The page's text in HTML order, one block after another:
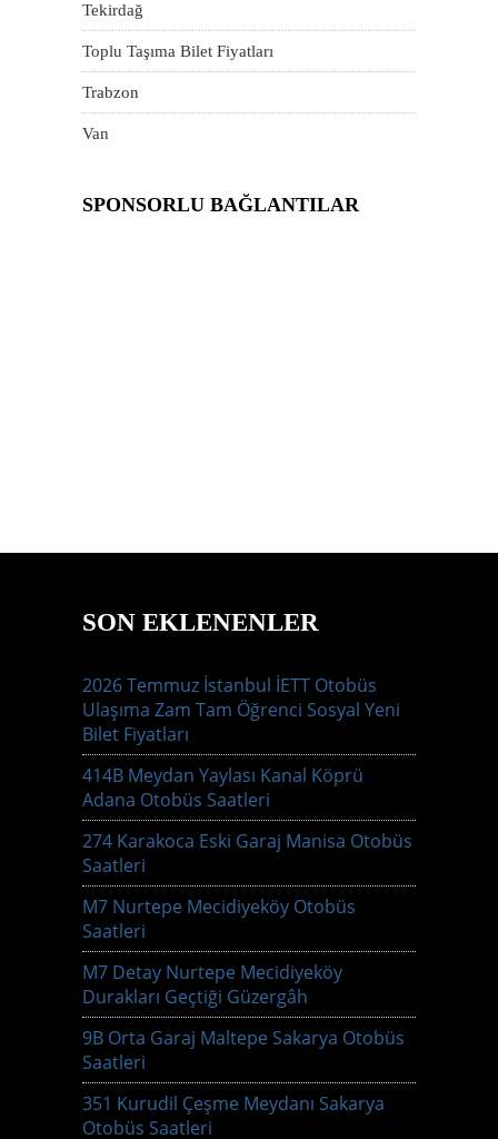
Tekirdağ
Toplu Taşıma Bilet Fiyatları
Trabzon
Van
SPONSORLU BAĞLANTILAR
SON EKLENENLER
2026 Temmuz İstanbul İETT Otobüs
Ulaşıma Zam Tam Öğrenci Sosyal Yeni
Bilet Fiyatları
414B Meydan Yaylası Kanal Köprü
Adana Otobüs Saatleri
274 Karakoca Eski Garaj Manisa Otobüs
Saatleri
M7 Nurtepe Mecidiyeköy Otobüs
Saatleri
M7 Detay Nurtepe Mecidiyeköy
Durakları Geçtiği Güzergâh
9B Orta Garaj Maltepe Sakarya Otobüs
Saatleri
351 Kurudil Çeşme Meydanı Sakarya
Otobüs Saatleri